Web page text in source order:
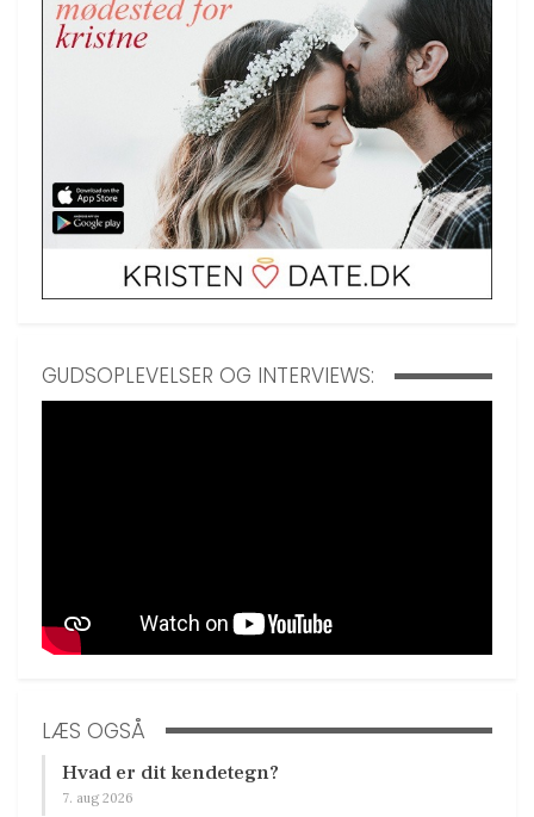
GUDSOPLEVELSER OG INTERVIEWS:
LÆS OGSÅ
Hvad er dit kendetegn?
7. aug 2026